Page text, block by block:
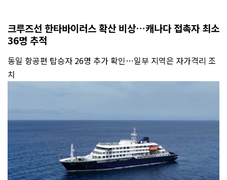
크루즈선 한타바이러스 확산 비상…캐나다 접촉자 최소
36명 추적
동일 항공편 탑승자 26명 추가 확인…일부 지역은 자가격리 조
치